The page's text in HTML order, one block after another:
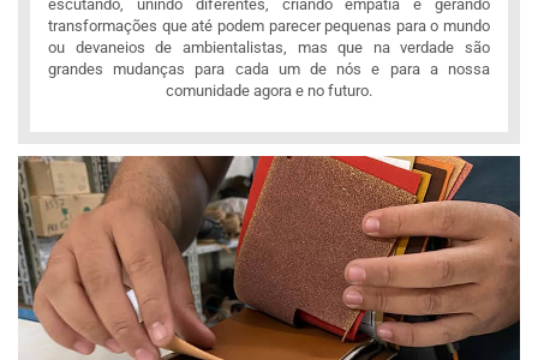
escutando, unindo diferentes, criando empatia e gerando
transformações que até podem parecer pequenas para o mundo
ou devaneios de ambientalistas, mas que na verdade são
grandes mudanças para cada um de nós e para a nossa
comunidade agora e no futuro.